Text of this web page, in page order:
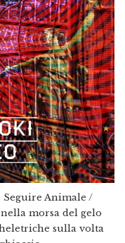
Animale /
morsa del gelo
sulla volta